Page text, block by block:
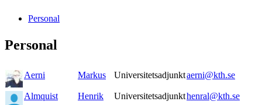
Personal
Personal
Aerni Markus Universitetsadjunktaerni@kth.se
Almquist Henrik Universitetsadjunkthenral@kth.se